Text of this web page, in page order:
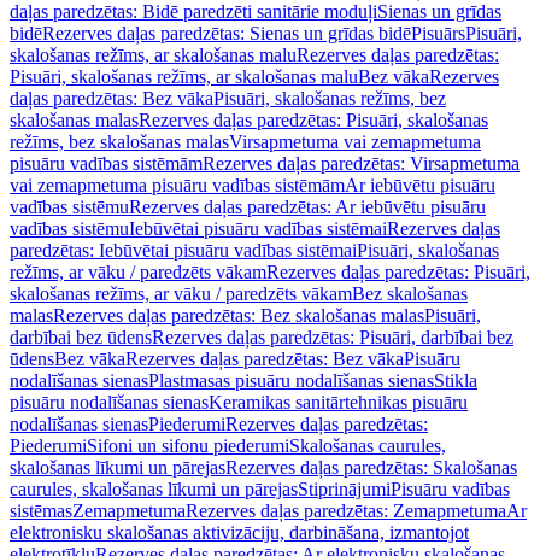
daļas paredzētas: Bidē paredzēti sanitārie moduļiSienas un grīdas
bidēRezerves daļas paredzētas: Sienas un grīdas bidēPisuārsPisuāri,
skalošanas režīms, ar skalošanas maluRezerves daļas paredzētas:
Pisuāri, skalošanas režīms, ar skalošanas maluBez vākaRezerves
daļas paredzētas: Bez vākaPisuāri, skalošanas režīms, bez
skalošanas malasRezerves daļas paredzētas: Pisuāri, skalošanas
režīms, bez skalošanas malasVirsapmetuma vai zemapmetuma
pisuāru vadības sistēmāmRezerves daļas paredzētas: Virsapmetuma
vai zemapmetuma pisuāru vadības sistēmāmAr iebūvētu pisuāru
vadības sistēmuRezerves daļas paredzētas: Ar iebūvētu pisuāru
vadības sistēmuIebūvētai pisuāru vadības sistēmaiRezerves daļas
paredzētas: Iebūvētai pisuāru vadības sistēmaiPisuāri, skalošanas
režīms, ar vāku / paredzēts vākamRezerves daļas paredzētas: Pisuāri,
skalošanas režīms, ar vāku / paredzēts vākamBez skalošanas
malasRezerves daļas paredzētas: Bez skalošanas malasPisuāri,
darbībai bez ūdensRezerves daļas paredzētas: Pisuāri, darbībai bez
ūdensBez vākaRezerves daļas paredzētas: Bez vākaPisuāru
nodalīšanas sienasPlastmasas pisuāru nodalīšanas sienasStikla
pisuāru nodalīšanas sienasKeramikas sanitārtehnikas pisuāru
nodalīšanas sienasPiederumiRezerves daļas paredzētas:
PiederumiSifoni un sifonu piederumiSkalošanas caurules,
skalošanas līkumi un pārejasRezerves daļas paredzētas: Skalošanas
caurules, skalošanas līkumi un pārejasStiprinājumiPisuāru vadības
sistēmasZemapmetumaRezerves daļas paredzētas: ZemapmetumaAr
elektronisku skalošanas aktivizāciju, darbināšana, izmantojot